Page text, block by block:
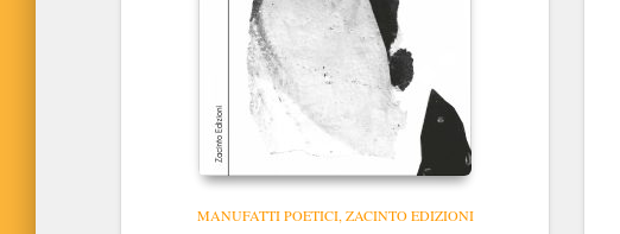
MANUFATTI POETICI ZACINTO EDIZIONI